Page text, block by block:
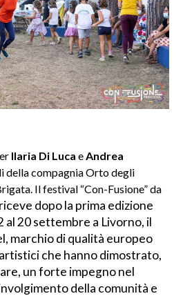
Ilaria Di Luca eAndrea
della compagnia Orto degli
Il festival “Con-Fusione” da
riceve dopo la prima edizione
al 20 settembre a Livorno, il
marchio di qualità europeo
che hanno dimostrato,
un forte impegno nel
della comunità e